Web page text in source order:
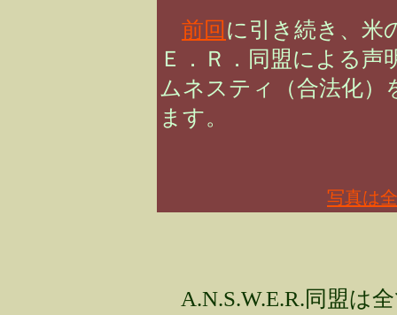
前回 に引き続き、米
Ｅ．Ｒ．同盟による声
ムネスティ（合法化）
ます。
写真は
A.N.S.W.E.R.同盟は